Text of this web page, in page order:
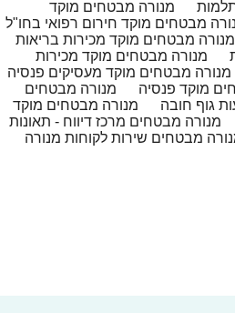
מנורה מבטחים מוקד
מנורה מבטחים מוקד מכירות בריאות
מנורה מבטחים מוקד מכירות
מנורה מבטחים מוקד מעסיקים פנסיה
מוקד פנסיה
מנורה מבטחים
גוף חובה
מנורה מבטחים מוקד
מנורה מבטחים מרכז דיווח - תאונות
מבטחים שירות לקוחות מנורה